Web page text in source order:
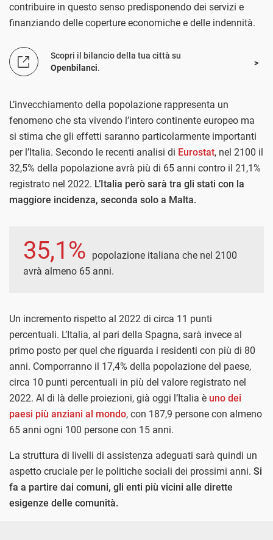
contribuire in questo senso predisponendo dei servizi e
finanziando delle coperture economiche e delle indennità.
Scopri il bilancio della tua città su
Openbilanci.
L’invecchiamento della popolazione rappresenta un
fenomeno che sta vivendo l’intero continente europeo ma
si stima che gli effetti saranno particolarmente importanti
per l’Italia. Secondo le recenti analisi di Eurostat, nel 2100 il
32,5% della popolazione avrà più di 65 anni contro il 21,1%
registrato nel 2022. L’Italia però sarà tra gli stati con la
maggiore incidenza, seconda solo a Malta.
35,1%
popolazione italiana che nel 2100
avrà almeno 65 anni.
Un incremento rispetto al 2022 di circa 11 punti
percentuali. L’Italia, al pari della Spagna, sarà invece al
primo posto per quel che riguarda i residenti con più di 80
anni. Comporranno il 17,4% della popolazione del paese,
circa 10 punti percentuali in più del valore registrato nel
2022. Al di là delle proiezioni, già oggi l’Italia è uno dei
paesi più anziani al mondo, con 187,9 persone con almeno
65 anni ogni 100 persone con 15 anni.
La struttura di livelli di assistenza adeguati sarà quindi un
aspetto cruciale per le politiche sociali dei prossimi anni. Si
fa a partire dai comuni, gli enti più vicini alle dirette
esigenze delle comunità.